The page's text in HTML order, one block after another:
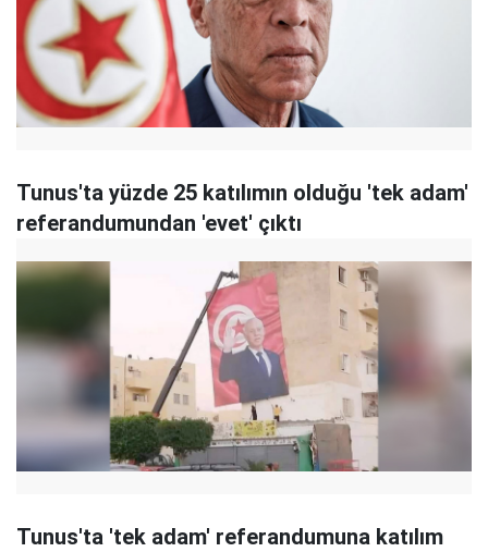
Tunus'ta yüzde 25 katılımın olduğu 'tek adam'
referandumundan 'evet' çıktı
Tunus'ta 'tek adam' referandumuna katılım